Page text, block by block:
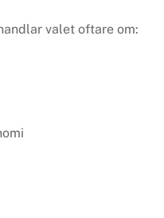
valet oftare om: